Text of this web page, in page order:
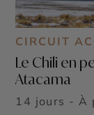
CIRCUIT
Le Chili en
Atacama
14 jours - À